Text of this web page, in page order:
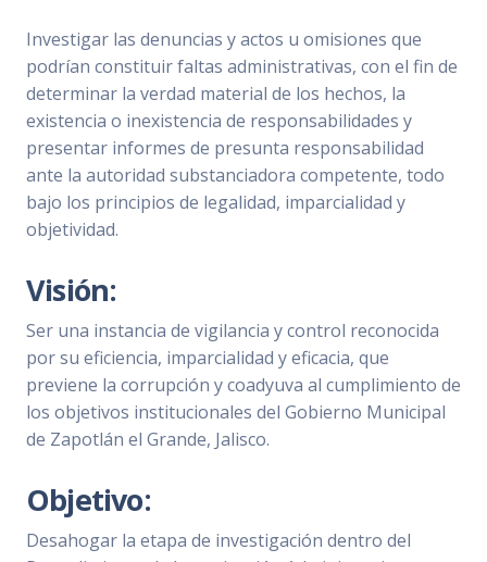
Investigar las denuncias y actos u omisiones que
podrían constituir faltas administrativas, con el fin de
determinar la verdad material de los hechos, la
existencia o inexistencia de responsabilidades y
presentar informes de presunta responsabilidad
ante la autoridad substanciadora competente, todo
bajo los principios de legalidad, imparcialidad y
objetividad.
Visión:
Ser una instancia de vigilancia y control reconocida
por su eficiencia, imparcialidad y eficacia, que
previene la corrupción y coadyuva al cumplimiento de
los objetivos institucionales del Gobierno Municipal
de Zapotlán el Grande, Jalisco.
Objetivo:
Desahogar la etapa de investigación dentro del